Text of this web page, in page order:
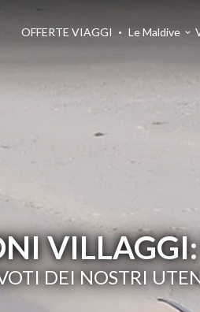
OFFERTE VIAGGI Le Maldive
DEI NOSTRI